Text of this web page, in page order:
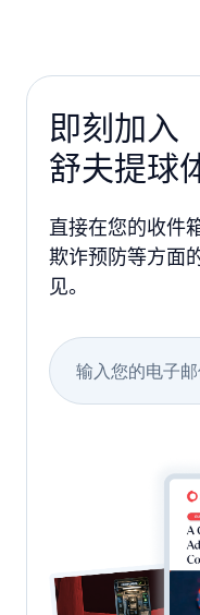
即刻加入
舒夫提球
直接在您的收件
欺诈预防等方面
见。